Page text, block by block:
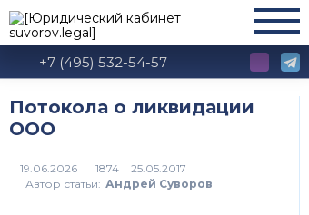
+7 (495) 532-54-57
Потокола о ликвидации
ООО
1874
Автор статьи: Андрей Суворов